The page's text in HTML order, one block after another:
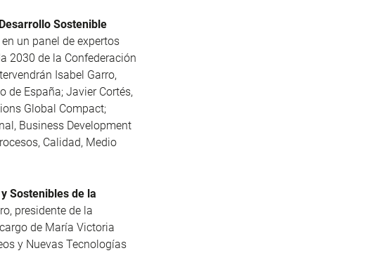
Sostenible
un panel de expertos
2030 de la Confederación
Isabel Garro,
de España; Javier Cortés,
Global Compact;
Business Development
Calidad, Medio
Sostenibles de la
presidente de la
de María Victoria
y Nuevas Tecnologías